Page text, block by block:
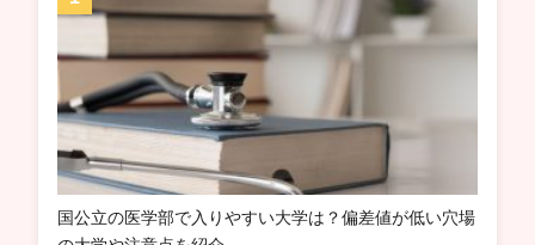
国公立の医学部で入りやすい大学は？偏差値が低い穴場